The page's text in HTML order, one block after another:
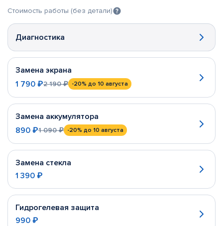
Стоимость работы (без детали)
Диагностика
Замена экрана
1 790 ₽2 190 ₽ -20% до 10 августа
Замена аккумулятора
890 ₽1 090 ₽ -20% до 10 августа
Замена стекла
1 390 ₽
Гидрогелевая защита
990 ₽